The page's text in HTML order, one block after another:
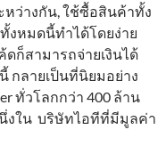
หว่างกัน, ใช้ซื้อสินค้าทั้ง
งหมดนี้ทำได้โดยง่าย
ก็สามารถจ่ายเงินได้
กลายเป็นที่นิยมอย่าง
ทั่วโลกกว่า 400 ล้าน
งใน บริษัทไอทีที่มีมูลค่า